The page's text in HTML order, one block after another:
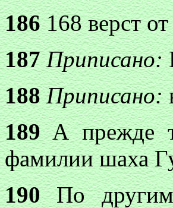
186168 верст
187 Приписано:
188 Приписано:
189Aпрежде
фамилии шаха
190По другим